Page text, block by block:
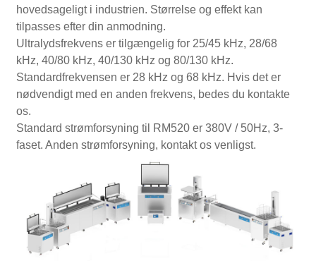
hovedsageligt i industrien. Størrelse og effekt kan
tilpasses efter din anmodning.
Ultralydsfrekvens er tilgængelig for 25/45 kHz, 28/68
kHz, 40/80 kHz, 40/130 kHz og 80/130 kHz.
Standardfrekvensen er 28 kHz og 68 kHz. Hvis det er
nødvendigt med en anden frekvens, bedes du kontakte
os.
Standard strømforsyning til RM520 er 380V / 50Hz, 3-
faset. Anden strømforsyning, kontakt os venligst.